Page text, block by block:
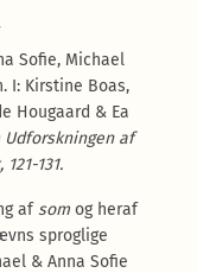
Sofie, Michael
I: Kirstine Boas,
Hougaard & Ea
Udforskningen af
131.
afsom og heraf
sproglige
& Anna Sofie